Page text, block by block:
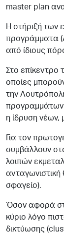
master plan
Η στήριξή των
προγράμματα
από ίδιους
Στο επίκεντρο
οποίες
την
προγραμμάτων
η ίδρυση νέων,
Για τον
συμβάλλουν
λοιπών
σφαγείο).
Όσον αφορά
κύριο λόγο
δικτύωσης